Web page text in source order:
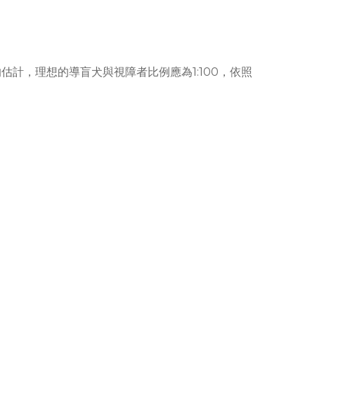
計，理想的導盲犬與視障者比例應為1:100，依照